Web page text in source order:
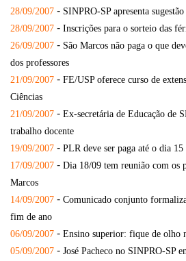
28/09/2007 - SINPRO-SP apresenta
28/09/2007 - Inscrições para o sorteio das
26/09/2007 - São Marcos não paga o que
dos professores
21/09/2007 - FE/USP oferece curso de
Ciências
21/09/2007 - Ex-secretária de Educação de
trabalho docente
19/09/2007 - PLR deve ser paga até o dia
17/09/2007 - Dia 18/09 tem reunião com os
Marcos
14/09/2007 - Comunicado conjunto
fim de ano
06/09/2007 - Ensino superior: fique de olho
05/09/2007 - José Pacheco no SINPRO-SP